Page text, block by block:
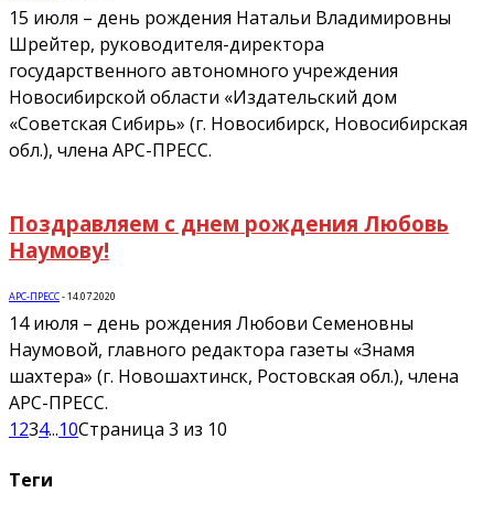
15 июля – день рождения Натальи Владимировны
Шрейтер, руководителя-директора
государственного автономного учреждения
Новосибирской области «Издательский дом
«Советская Сибирь» (г. Новосибирск, Новосибирская
обл.), члена АРС-ПРЕСС.
Поздравляем с днем рождения Любовь
Наумову!
АРС-ПРЕСС-14.07.2020
14 июля – день рождения Любови Семеновны
Наумовой, главного редактора газеты «Знамя
шахтера» (г. Новошахтинск, Ростовская обл.), члена
АРС-ПРЕСС.
1234...10Страница 3 из 10
Теги